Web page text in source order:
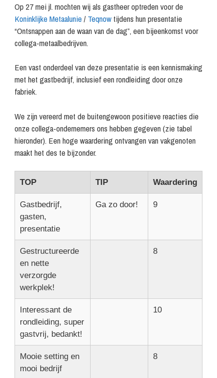
Op 27 mei jl. mochten wij als gastheer optreden voor de
Koninklijke Metaalunie/ Teqnow tijdens hun presentatie
“Ontsnappen aan de waan van de dag”, een bijeenkomst voor
collega-metaalbedrijven.
Een vast onderdeel van deze presentatie is een kennismaking
met het gastbedrijf, inclusief een rondleiding door onze
fabriek.
We zijn vereerd met de buitengewoon positieve reacties die
onze collega-ondernemers ons hebben gegeven (zie tabel
hieronder). Een hoge waardering ontvangen van vakgenoten
maakt het des te bijzonder.
TOP TIP Waardering
Gastbedrijf,
gasten,
presentatie
Ga zo door! 9
Gestructureerde
en nette
verzorgde
werkplek!
8
Interessant de
rondleiding, super
gastvrij, bedankt!
10
Mooie setting en
mooi bedrijf
8